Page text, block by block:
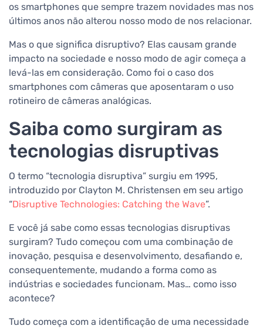
os smartphones que sempre trazem novidades mas nos
últimos anos não alterou nosso modo de nos relacionar.
Mas o que significa disruptivo? Elas causam grande
impacto na sociedade e nosso modo de agir começa a
levá-las em consideração. Como foi o caso dos
smartphones com câmeras que aposentaram o uso
rotineiro de câmeras analógicas.
Saiba como surgiram as
tecnologias disruptivas
O termo “tecnologia disruptiva” surgiu em 1995,
introduzido por Clayton M. Christensen em seu artigo
“Disruptive Technologies: Catching the Wave”.
E você já sabe como essas tecnologias disruptivas
surgiram? Tudo começou com uma combinação de
inovação, pesquisa e desenvolvimento, desafiando e,
consequentemente, mudando a forma como as
indústrias e sociedades funcionam. Mas… como isso
acontece?
Tudo começa com a identificação de uma necessidade